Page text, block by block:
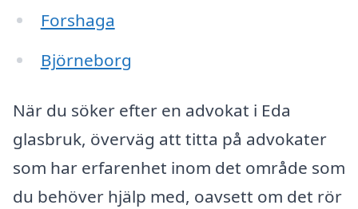
Forshaga
Björneborg
När du söker efter en advokat i Eda
glasbruk, överväg att titta på advokater
som har erfarenhet inom det område som
du behöver hjälp med, oavsett om det rör